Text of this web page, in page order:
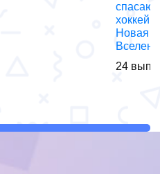
спасают
хоккей!
Новая
24